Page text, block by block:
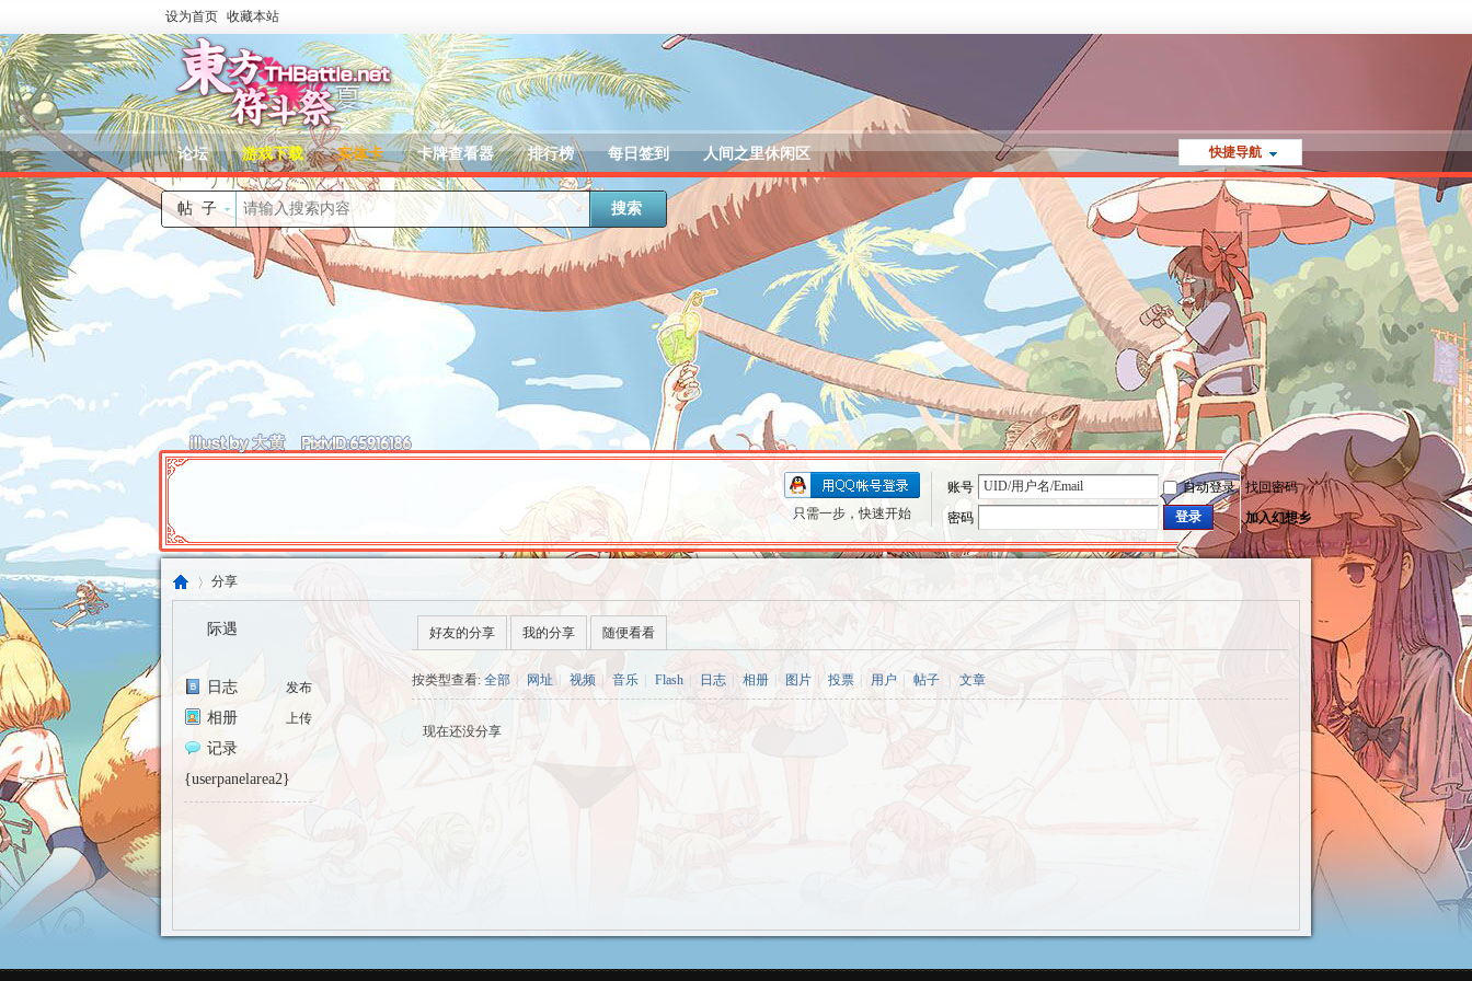
设为首页 收藏本站
账号 自动登录
找回密码
密码
登录 加入幻想乡
只需一步，快速开始
快捷导航
论坛 游戏下载 实体卡 卡牌查看器 排行榜 每日签到 人间之里休闲区
帖子 搜索
›
分享
际遇
发布
日志
上传
相册
记录
{userpanelarea2}
好友的分享 我的分享 随便看看
按类型查看: 全部 网址 视频 音乐 Flash 日志 相册 图片 投票 用户 帖子 文章
现在还没分享